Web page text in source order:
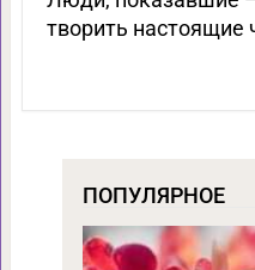
творить настоящие
ПОПУЛЯРНОЕ